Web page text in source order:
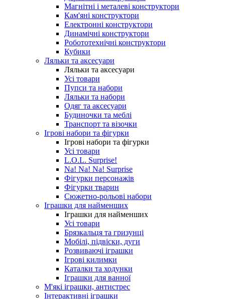
Магнітні і металеві конструктори
Кам'яні конструктори
Електронні конструктори
Динамічні конструктори
Робототехнічні конструктори
Кубики
Ляльки та аксесуари
Ляльки та аксесуари
Усі товари
Пупси та набори
Ляльки та набори
Одяг та аксесуари
Будиночки та меблі
Транспорт та візочки
Ігрові набори та фігурки
Ігрові набори та фігурки
Усі товари
L.O.L. Surprise!
Na! Na! Na! Surprise
Фігурки персонажів
Фігурки тварин
Сюжетно-рольові набори
Іграшки для найменших
Іграшки для найменших
Усі товари
Брязкальця та гризунці
Мобілі, підвіски, дуги
Розвиваючі іграшки
Ігрові килимки
Каталки та ходунки
Іграшки для ванної
М'які іграшки, антистрес
Інтерактивні іграшки